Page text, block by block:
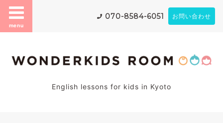
menu
070-8584-6051 お問い合わせ
English lessons for kids in Kyoto